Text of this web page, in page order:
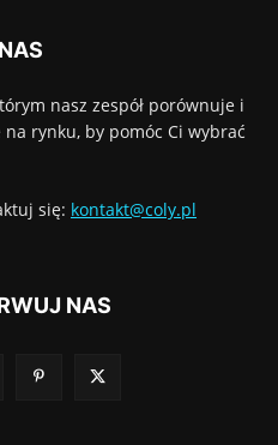
nasz zespół porównuje i
rynku, by pomóc Ci wybrać
się: kontakt@coly.pl
NAS